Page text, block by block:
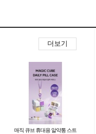
더보기
매직 큐브 휴대용 알약통 스트